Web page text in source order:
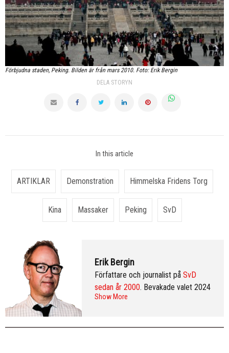
Förbjudna staden, Peking. Bilden är från mars 2010. Foto: Erik Bergin
DELA STORYN
In this article
ARTIKLAR Demonstration Himmelska Fridens Torg
Kina Massaker Peking SvD
Erik Bergin
Författare och journalist på SvD
sedan år 2000. Bevakade valet 2024
från Washington DC och var SvD:s
Show More